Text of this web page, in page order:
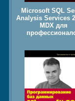
Microsoft SQL
Analysis Services
MDX для